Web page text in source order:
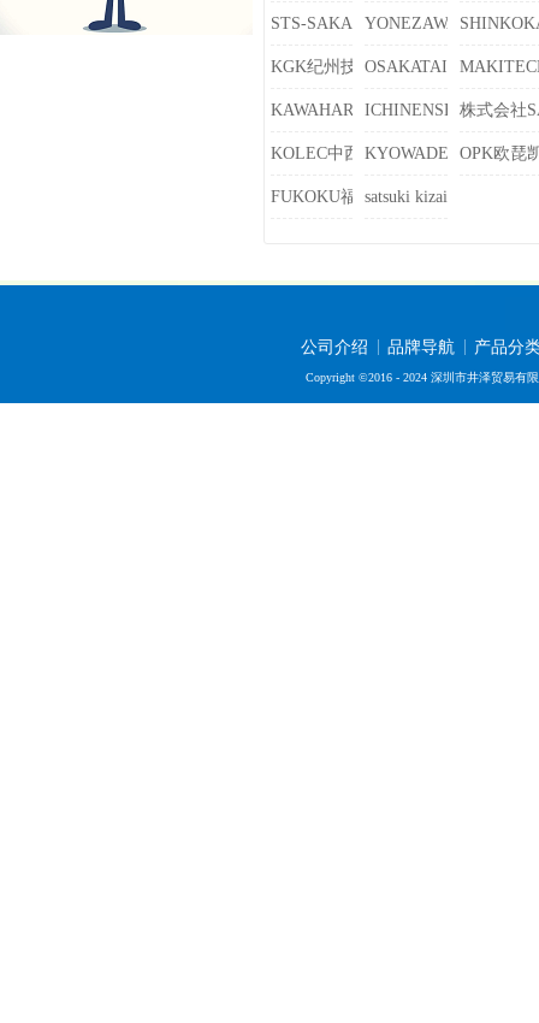
STS-SAKAE株式会社サカエ
YONEZAWA米泽器械
KGK纪州技研工业OSAKATAIYU大阪大有
KAWAHARA河源ICHINENSHOKO昌弘
株式会社
KOLEC中西金属工业KYOWADENKI协和电
OPK欧琵
FUKOKU福国株式会社satsuki kizaiサツキ機材
公司介绍 品牌导航 产品分
Copyright ©2016 - 2024 深圳市井泽贸易有